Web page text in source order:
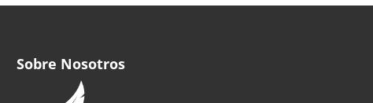
Sobre Nosotros